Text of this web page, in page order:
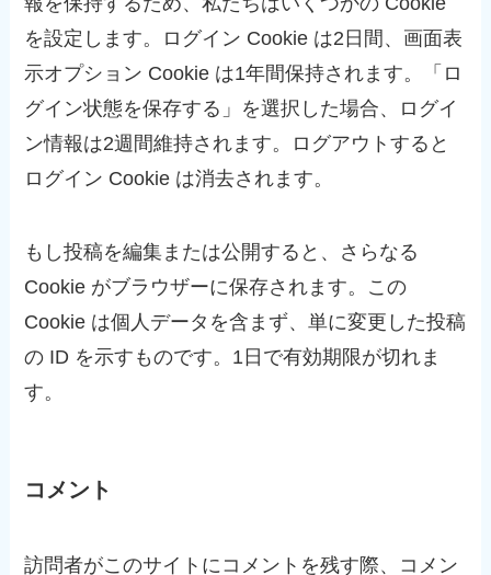
を設定します。ログイン Cookie は2日間、画面表
示オプション Cookie は1年間保持されます。「ロ
グイン状態を保存する」を選択した場合、ログイ
ン情報は2週間維持されます。ログアウトすると
ログイン Cookie は消去されます。
もし投稿を編集または公開すると、さらなる
Cookie がブラウザーに保存されます。この
Cookie は個人データを含まず、単に変更した投稿
の ID を示すものです。1日で有効期限が切れま
す。
コメント
訪問者がこのサイトにコメントを残す際、コメン